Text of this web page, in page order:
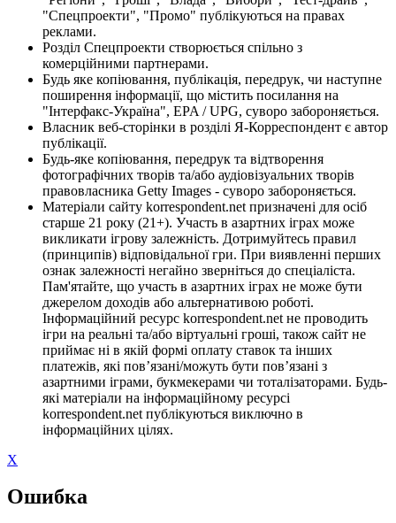
"Спецпроекти", "Промо" публікуються на правах
реклами.
Розділ Спецпроекти створюється спільно з
комерційними партнерами.
Будь яке копіювання, публікація, передрук, чи наступне
поширення інформації, що містить посилання на
"Інтерфакс-Україна", EPA / UPG, суворо забороняється.
Власник веб-сторінки в розділі Я-Корреспондент є автор
публікації.
Будь-яке копіювання, передрук та відтворення
фотографічних творів та/або аудіовізуальних творів
правовласника Getty Images - суворо забороняється.
Матеріали сайту korrespondent.net призначені для осіб
старше 21 року (21+). Участь в азартних іграх може
викликати ігрову залежність. Дотримуйтесь правил
(принципів) відповідальної гри. При виявленні перших
ознак залежності негайно зверніться до спеціаліста.
Пам'ятайте, що участь в азартних іграх не може бути
джерелом доходів або альтернативою роботі.
Інформаційний ресурс korrespondent.net не проводить
ігри на реальні та/або віртуальні гроші, також сайт не
приймає ні в якій формі оплату ставок та інших
платежів, які пов’язані/можуть бути пов’язані з
азартними іграми, букмекерами чи тоталізаторами. Будь-
які матеріали на інформаційному ресурсі
korrespondent.net публікуються виключно в
інформаційних цілях.
X
Ошибка